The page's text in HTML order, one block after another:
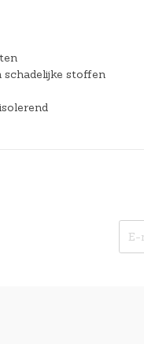
schadelijke stoffen